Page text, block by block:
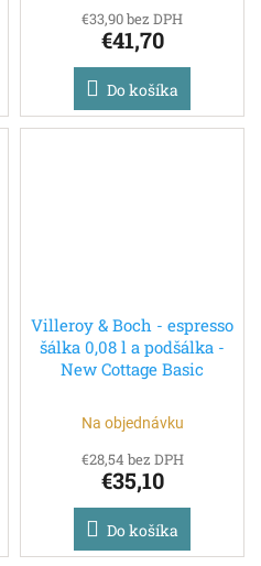
€33,90 bez DPH
€41,70
Do košíka
Villeroy & Boch - espresso
šálka 0,08 l a podšálka -
New Cottage Basic
Na objednávku
€28,54 bez DPH
€35,10
Do košíka